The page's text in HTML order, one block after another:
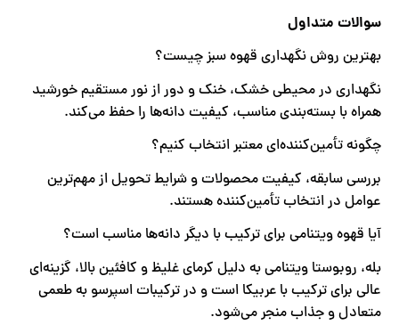
سوالات متداول
بهترین روش نگهداری قهوه سبز چیست؟
نگهداری در محیطی خشک، خنک و دور از نور مستقیم خورشید
همراه با بسته‌بندی مناسب، کیفیت دانه‌ها را حفظ می‌کند.
چگونه تأمین‌کننده‌ای معتبر انتخاب کنیم؟
بررسی سابقه، کیفیت محصولات و شرایط تحویل از مهم‌ترین
عوامل در انتخاب تأمین‌کننده هستند.
آیا قهوه ویتنامی برای ترکیب با دیگر دانه‌ها مناسب است؟
بله، روبوستا ویتنامی به دلیل کرمای غلیظ و کافئین بالا، گزینه‌ای
عالی برای ترکیب با عربیکا است و در ترکیبات اسپرسو به طعمی
متعادل و جذاب منجر می‌شود.